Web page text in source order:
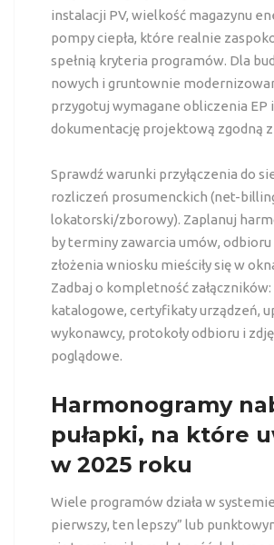
instalacji PV, wielkość magazynu
pompy ciepła, które realnie
spełnią kryteria programów. Dla
nowych i gruntownie
przygotuj wymagane obliczenia EP i
dokumentację projektową zgodną z
Sprawdź warunki przyłączenia do
rozliczeń prosumenckich (net-
lokatorski/zborowy). Zaplanuj
by terminy zawarcia umów,
złożenia wniosku mieściły się w
Zadbaj o kompletność
katalogowe, certyfikaty urządzeń,
wykonawcy, protokoły odbioru i
poglądowe.
Harmonogramy
pułapki, na które
w 2025 roku
Wiele programów działa w
pierwszy, ten lepszy” lub